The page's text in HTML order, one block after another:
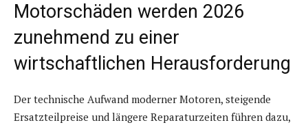
Motorschäden werden 2026
zunehmend zu einer
wirtschaftlichen Herausforderung
Der technische Aufwand moderner Motoren, steigende
Ersatzteilpreise und längere Reparaturzeiten führen dazu,